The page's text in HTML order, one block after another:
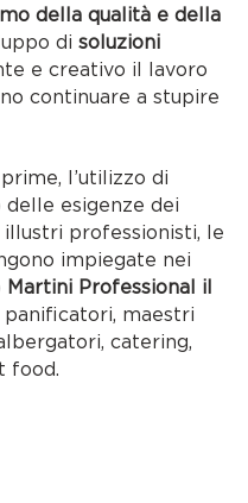
della qualità e della
disoluzioni
e creativo il lavoro
continuare a stupire
l’utilizzo di
delle esigenze dei
professionisti, le
impiegate nei
Martini Professional il
maestri
catering,
food.